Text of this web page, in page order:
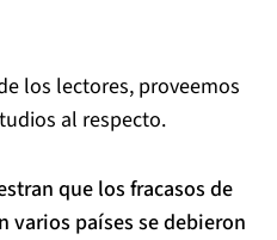
los lectores, proveemos
al respecto.
que los fracasos de
varios países se debieron